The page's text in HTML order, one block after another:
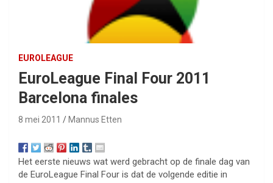
EUROLEAGUE
EuroLeague Final Four 2011
Barcelona finales
8 mei 2011 Mannus Etten
Het eerste nieuws wat werd gebracht op de finale dag van
de EuroLeague Final Four is dat de volgende editie in